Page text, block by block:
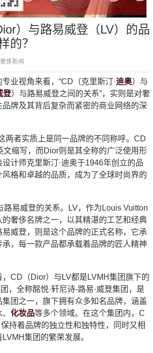
）与路易威登（LV）的品
的？
侈新闻
业视角来看，“CD（克里斯汀·迪奥）与
登）与路易威登之间的关系”，实则是对奢
牌及其背后复杂而紧密的商业网络的深
两者实质上是同一品牌的不同称呼。CD
文缩写，而Dior则是其全称的广泛使用形
计师克里斯汀·迪奥于1946年创立的品
格和卓越的品质，成为了全球时尚界的
路易威登的关系。LV，作为Louis Vuitton
奢侈名牌之一，以其精湛的工艺和经典
威登，则是这个品牌的正式名称，它承
，每一款产品都承载着品牌的匠人精神
，CD（Dior）与LV都是LVMH集团旗下的
，全称酩悦·轩尼诗-路易·威登集团，是
团之一，旗下拥有众多知名品牌，涵盖
、化妆品等多个领域。在这个集团内，C
持着品牌的独立性和独特性，同时又相
集团的繁荣发展。